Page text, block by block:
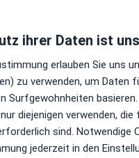
von Höchst,
ihrer Daten ist
erlauben Sie uns
zu verwenden, um
Surfgewohnheiten
diejenigen verwenden,
sind. Notwendige
jederzeit in den